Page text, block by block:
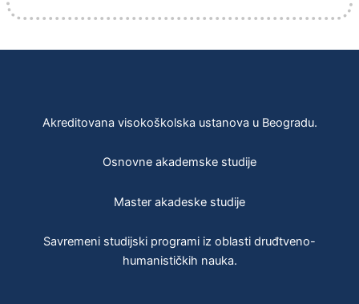
Akreditovana visokoškolska ustanova u Beogradu.
Osnovne akademske studije
Master akadeske studije
Savremeni studijski programi iz oblasti druđtveno-
humanističkih nauka.